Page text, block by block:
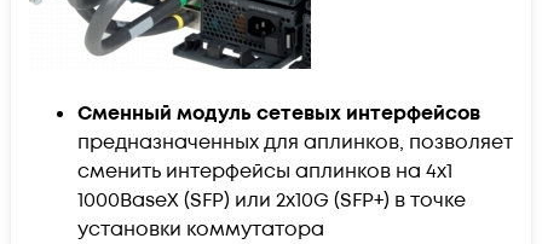
Сменный модуль сетевых интерфейсов
предназначенных для аплинков, позволяет
сменить интерфейсы аплинков на 4x1
1000BaseX (SFP) или 2х10G (SFP+) в точке
установки коммутатора